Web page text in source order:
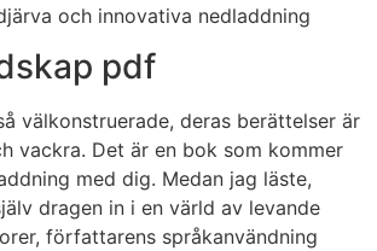
och innovativa nedladdning
pdf
välkonstruerade, deras berättelser är
vackra. Det är en bok som kommer
med dig. Medan jag läste,
dragen in i en värld av levande
författarens språkanvändning